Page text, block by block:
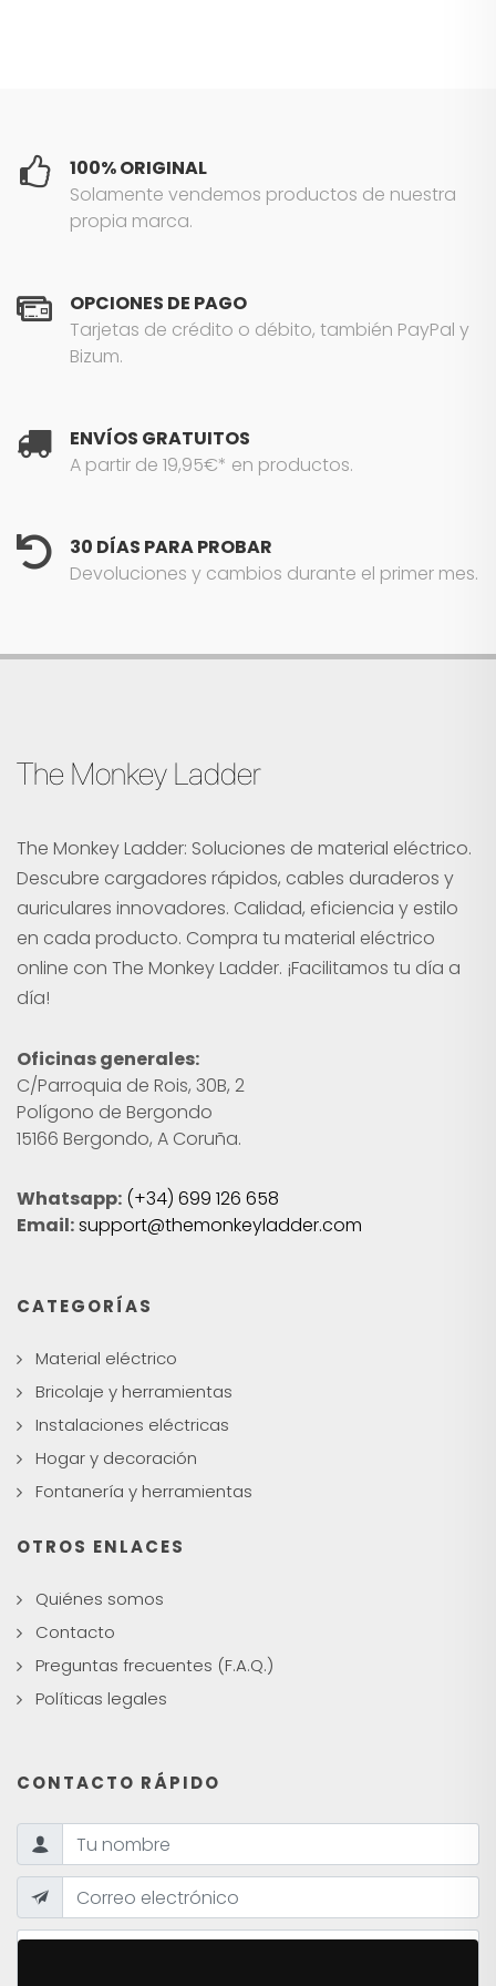
100% ORIGINAL
Solamente vendemos productos de nuestra
propia marca.
OPCIONES DE PAGO
Tarjetas de crédito o débito, también PayPal y
Bizum.
ENVÍOS GRATUITOS
A partir de 19,95€* en productos.
30 DÍAS PARA PROBAR
Devoluciones y cambios durante el primer mes.
The Monkey Ladder
The Monkey Ladder: Soluciones de material eléctrico.
Descubre cargadores rápidos, cables duraderos y
auriculares innovadores. Calidad, eficiencia y estilo
en cada producto. Compra tu material eléctrico
online con The Monkey Ladder. ¡Facilitamos tu día a
día!
Oficinas generales:
C/Parroquia de Rois, 30B, 2
Polígono de Bergondo
15166 Bergondo, A Coruña.
Whatsapp: (+34) 699 126 658
Email:support@themonkeyladder.com
CATEGORÍAS
Material eléctrico
Bricolaje y herramientas
Instalaciones eléctricas
Hogar y decoración
Fontanería y herramientas
OTROS ENLACES
Quiénes somos
Contacto
Preguntas frecuentes (F.A.Q.)
Políticas legales
CONTACTO RÁPIDO